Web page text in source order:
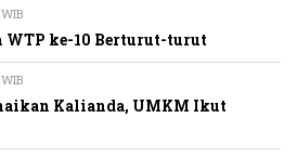
WTP ke-10 Berturut-turut
Kalianda, UMKM Ikut